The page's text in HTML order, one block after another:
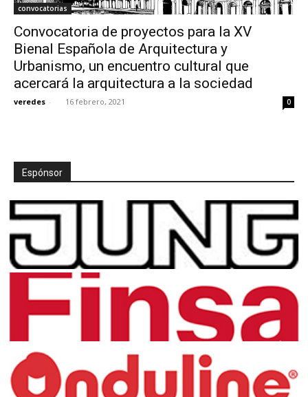
convocatorias
Convocatoria de proyectos para la XV
Bienal Española de Arquitectura y
Urbanismo, un encuentro cultural que
acercará la arquitectura a la sociedad
veredes - 16 febrero, 2021 0
Espónsor